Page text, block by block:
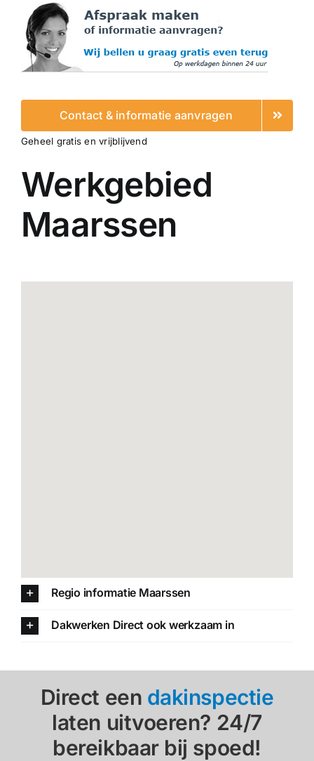
Contact & informatie aanvragen
Geheel gratis en vrijblijvend
Werkgebied
Maarssen
Regio informatie Maarssen
Dakwerken Direct ook werkzaam in
Direct een dakinspectie
laten uitvoeren? 24/7
bereikbaar bij spoed!